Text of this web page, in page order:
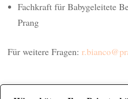
Fachkraft für Babygeleitete
Prang
Für weitere Fragen: